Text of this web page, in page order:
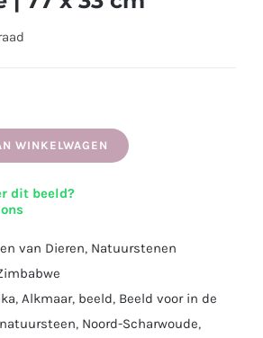
WINKELWAGEN
dit beeld?
van Dieren, Natuurstenen
, Alkmaar, beeld, Beeld voor in de
natuursteen, Noord-Scharwoude,